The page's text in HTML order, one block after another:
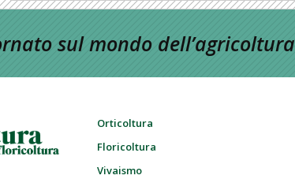
sul mondo dell’agricoltura
Orticoltura
Floricoltura
Vivaismo